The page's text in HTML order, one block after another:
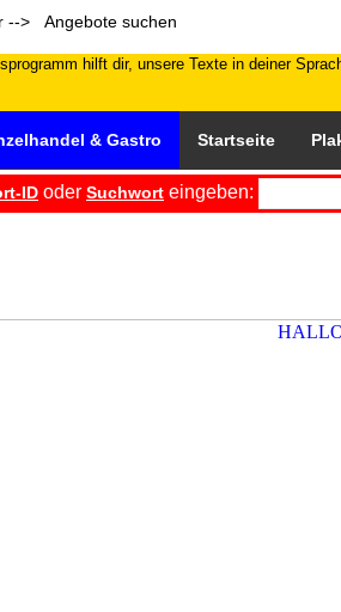
--> Angebote suchen
hilft dir, unsere Texte in deiner
& Gastro Startseite
ID oder Suchwort eingeben: